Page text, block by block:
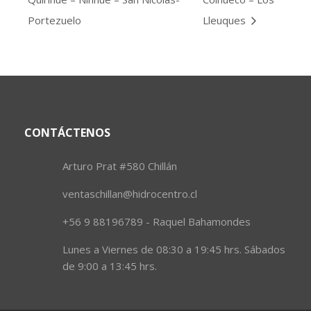
Portezuelo
Lleuques
CONTÁCTENOS
Arturo Prat #580 Chillán
ventaschillan@hidrocentro.cl
+56 9 88196789 - Raquel Bahamondes
Lunes a Viernes de 08:30 a 19:45 hrs. Sábados
de 9:00 a 13:45 hrs.